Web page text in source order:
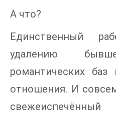
А что?
Единственный
удалению
романтических
отношения. И